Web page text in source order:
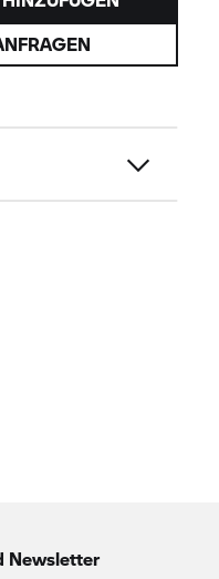
Newsletter